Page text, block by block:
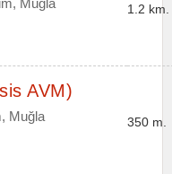
Muğla 1.2 km.
AVM)
Muğla 350 m.